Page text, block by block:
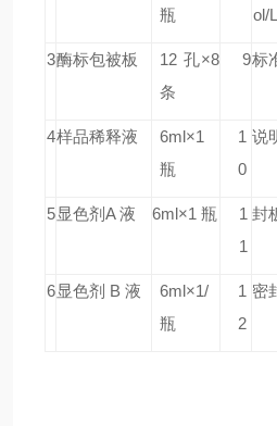
瓶
ol/L
3酶标包被板
12 孔×8
条
9标
4样品稀释液
6ml×1
瓶
1
0
说
5显色剂A 液 6ml×1 瓶
1
1
封
6显色剂 B 液
6ml×1/
瓶
1
2
密